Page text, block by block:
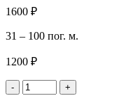
1600 ₽
31 – 100 пог. м.
1200 ₽
- +